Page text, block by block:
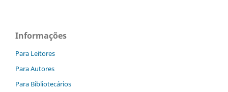
Informações
Para Leitores
Para Autores
Para Bibliotecários